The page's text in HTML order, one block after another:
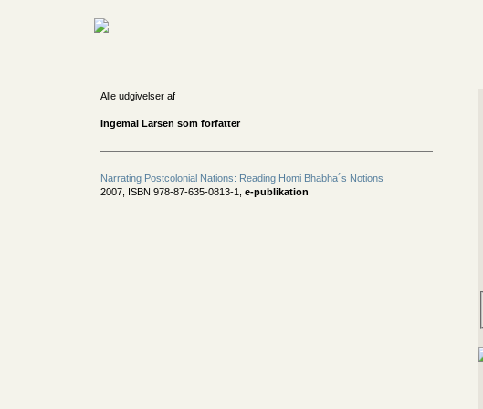
Alle udgivelser af
Ingemai Larsen som forfatter
Narrating Postcolonial Nations: Reading Homi Bhabha´s Notions
2007, ISBN 978-87-635-0813-1, e-publikation